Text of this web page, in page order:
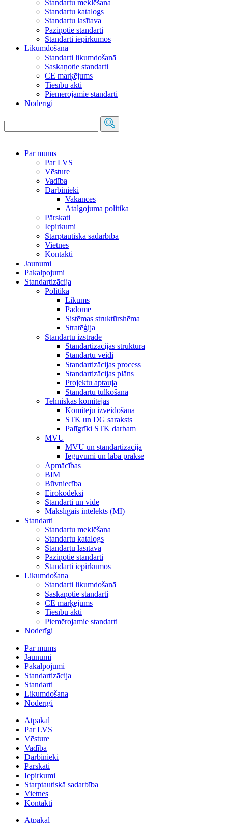
Standartu meklēšana
Standartu katalogs
Standartu lasītava
Paziņotie standarti
Standarti iepirkumos
Likumdošana
Standarti likumdošanā
Saskaņotie standarti
CE marķējums
Tiesību akti
Piemērojamie standarti
Noderīgi
Par mums
Par LVS
Vēsture
Vadība
Darbinieki
Vakances
Atalgojuma politika
Pārskati
Iepirkumi
Starptautiskā sadarbība
Vietnes
Kontakti
Jaunumi
Pakalpojumi
Standartizācija
Politika
Likums
Padome
Sistēmas struktūrshēma
Stratēģija
Standartu izstrāde
Standartizācijas struktūra
Standartu veidi
Standartizācijas process
Standartizācijas plāns
Projektu aptauja
Standartu tulkošana
Tehniskās komitejas
Komiteju izveidošana
STK un DG saraksts
Palīgrīki STK darbam
MVU
MVU un standartizācija
Ieguvumi un labā prakse
Apmācības
BIM
Būvniecība
Eirokodeksi
Standarti un vide
Mākslīgais intelekts (MI)
Standarti
Standartu meklēšana
Standartu katalogs
Standartu lasītava
Paziņotie standarti
Standarti iepirkumos
Likumdošana
Standarti likumdošanā
Saskaņotie standarti
CE marķējums
Tiesību akti
Piemērojamie standarti
Noderīgi
Par mums
Jaunumi
Pakalpojumi
Standartizācija
Standarti
Likumdošana
Noderīgi
Atpakaļ
Par LVS
Vēsture
Vadība
Darbinieki
Pārskati
Iepirkumi
Starptautiskā sadarbība
Vietnes
Kontakti
Atpakaļ